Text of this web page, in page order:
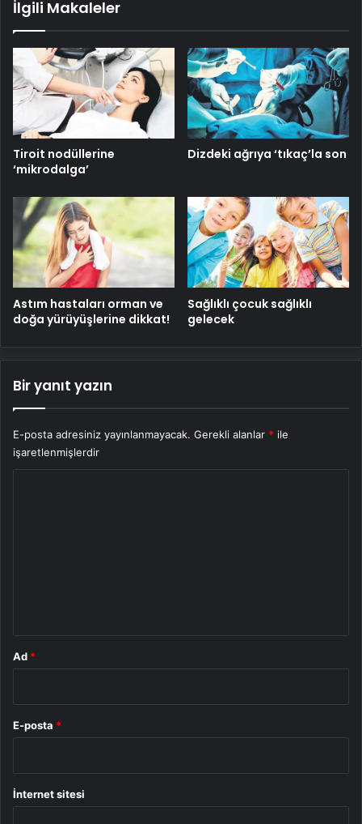
İlgili Makaleler
Tiroit nodüllerine
‘mikrodalga’
Dizdeki ağrıya ‘tıkaç’la son
Astım hastaları orman ve
doğa yürüyüşlerine dikkat!
Sağlıklı çocuk sağlıklı
gelecek
Bir yanıt yazın
E-posta adresiniz yayınlanmayacak. Gerekli alanlar * ile
işaretlenmişlerdir
Ad *
E-posta *
İnternet sitesi